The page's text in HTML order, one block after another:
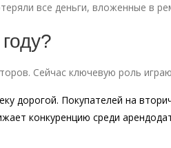
все деньги, вложенные в
Сейчас ключевую роль
дорогой. Покупателей на
конкуренцию среди